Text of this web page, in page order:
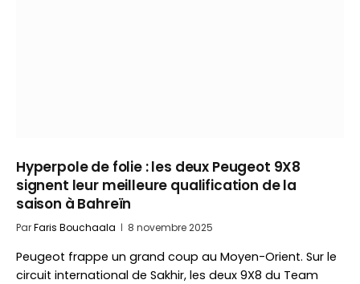
Hyperpole de folie : les deux Peugeot 9X8
signent leur meilleure qualification de la
saison à Bahreïn
ParFaris Bouchaala 8 novembre 2025
Peugeot frappe un grand coup au Moyen-Orient. Sur le
circuit international de Sakhir, les deux 9X8 du Team